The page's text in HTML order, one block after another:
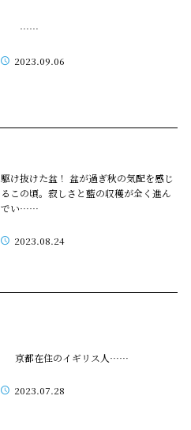
……
2023.09.06
駆け抜けた盆！ 盆が過ぎ秋の気配を感じ
るこの頃。寂しさと藍の収穫が全く進ん
でい……
2023.08.24
京都在住のイギリス人……
2023.07.28